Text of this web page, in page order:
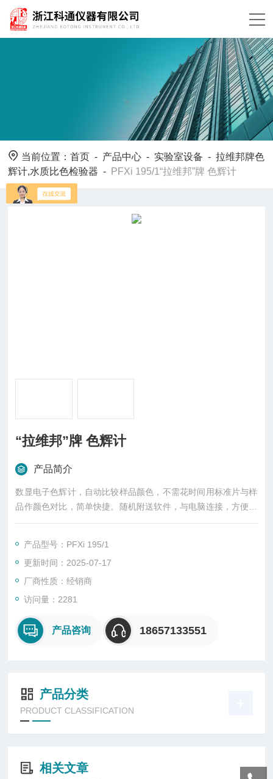
当前位置：首页 - 产品中心 - 实验室设备 -拉维邦牌色
辉计,水质比色检验器 - PFXi 195/1“拉维邦”牌 色辉计
“拉维邦”牌 色辉计
产品简介
数显电子色辉计，自动比较样品颜色，不需花时间用标准片与样
品作颜色对比，简单快捷。随机附送软件，与电脑连接，方便数
据处理。亦附送 RCMsi 套装。可做远程仪表校正。
产品型号：PFXi 195/1
更新时间：2025-07-17
厂商性质：经销商
访问量：2281
产品咨询 18657133551
产品分类
PRODUCT CLASSIFICATION
相关文章